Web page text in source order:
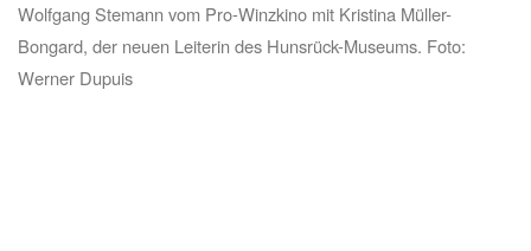
Wolfgang Stemann vom Pro-Winzkino mit Kristina Müller-
Bongard, der neuen Leiterin des Hunsrück-Museums. Foto:
Werner Dupuis